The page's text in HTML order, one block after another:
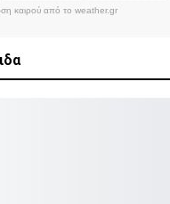
καιρού από το weather.gr